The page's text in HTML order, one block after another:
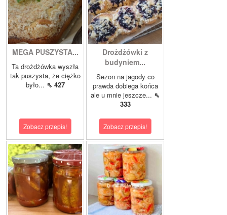
MEGA PUSZYSTA...
Ta drożdżówka wyszła
tak puszysta, że ciężko
było... ⇖ 427
Zobacz przepis!
Drożdżówki z
budyniem...
Sezon na jagody co
prawda dobiega końca
ale u mnie jeszcze... ⇖
333
Zobacz przepis!